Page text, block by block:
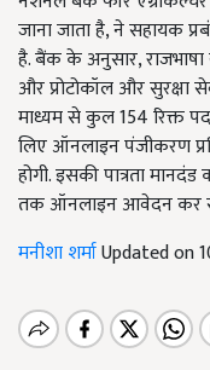
जाना जाता है, ने सहायक
है. बैंक के अनुसार, राजभाषा
और प्रोटोकॉल और सुरक्षा
माध्यम से कुल 154 रिक्त
लिए ऑनलाइन पंजीकरण
होगी. इसकी पात्रता
तक ऑनलाइन आवेदन कर
मनीशा शर्माUpdated on